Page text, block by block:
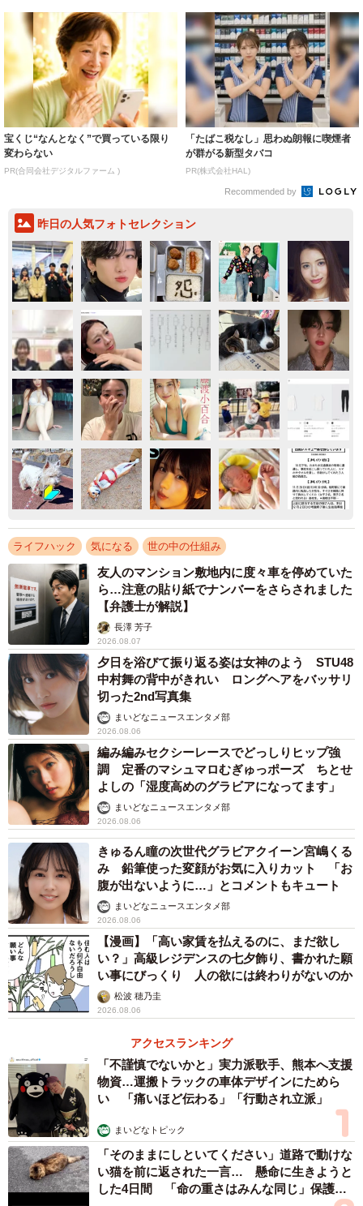
宝くじ“なんとなく”で買っている限り
変わらない
PR(合同会社デジタルファーム )
「たばこ税なし」思わぬ朗報に喫煙者
が群がる新型タバコ
PR(株式会社HAL)
Recommended by
昨日の人気フォトセレクション
ライフハック 気になる 世の中の仕組み
友人のマンション敷地内に度々車を停めていた
ら…注意の貼り紙でナンバーをさらされました
【弁護士が解説】
長澤 芳子
2026.08.07
夕日を浴びて振り返る姿は女神のよう STU48
中村舞の背中がきれい ロングヘアをバッサリ
切った2nd写真集
まいどなニュースエンタメ部
2026.08.06
編み編みセクシーレースでどっしりヒップ強
調 定番のマシュマロむぎゅっポーズ ちとせ
よしの「湿度高めのグラビアになってます」
まいどなニュースエンタメ部
2026.08.06
きゅるん瞳の次世代グラビアクイーン宮嶋くる
み 鉛筆使った変顔がお気に入りカット 「お
腹が出ないように…」とコメントもキュート
まいどなニュースエンタメ部
2026.08.06
【漫画】「高い家賃を払えるのに、まだ欲し
い？」高級レジデンスの七夕飾り、書かれた願
い事にびっくり 人の欲には終わりがないのか
松波 穂乃圭
2026.08.06
アクセスランキング
「不謹慎でないかと」実力派歌手、熊本へ支援
物資…運搬トラックの車体デザインにためら
い 「痛いほど伝わる」「行動され立派」
まいどなトピック
「そのままにしといてください」道路で動けな
い猫を前に返された一言… 懸命に生きようと
した4日間 「命の重さはみんな同じ」保護団